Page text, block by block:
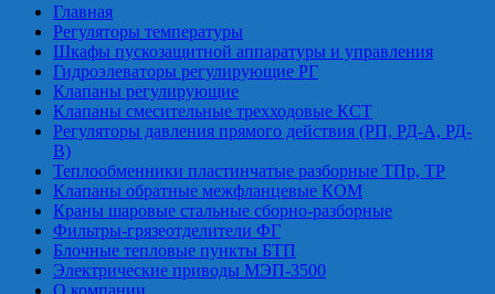
Главная
Регуляторы температуры
Шкафы пускозащитной аппаратуры и управления
Гидроэлеваторы регулирующие РГ
Клапаны регулирующие
Клапаны смесительные трехходовые КСТ
Регуляторы давления прямого действия (РП, РД-А, РД-
В)
Теплообменники пластинчатые разборные ТПр, ТР
Клапаны обратные межфланцевые КОМ
Краны шаровые стальные сборно-разборные
Фильтры-грязеотделители ФГ
Блочные тепловые пункты БТП
Электрические приводы МЭП-3500
О компании